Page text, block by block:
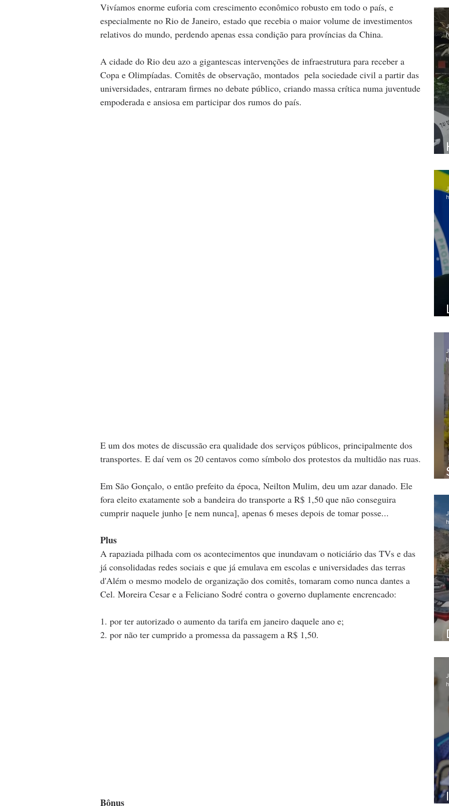
Vivíamos enorme euforia com crescimento econômico robusto em todo o país, e
especialmente no Rio de Janeiro, estado que recebia o maior volume de investimentos
relativos do mundo, perdendo apenas essa condição para províncias da China.
A cidade do Rio deu azo a gigantescas intervenções de infraestrutura para receber a
Copa e Olimpíadas. Comitês de observação, montados  pela sociedade civil a partir das
universidades, entraram firmes no debate público, criando massa crítica numa juventude
empoderada e ansiosa em participar dos rumos do país.
E um dos motes de discussão era qualidade dos serviços públicos, principalmente dos
transportes. E daí vem os 20 centavos como símbolo dos protestos da multidão nas ruas.
Em São Gonçalo, o então prefeito da época, Neilton Mulim, deu um azar danado. Ele
fora eleito exatamente sob a bandeira do transporte a R$ 1,50 que não conseguira
cumprir naquele junho [e nem nunca], apenas 6 meses depois de tomar posse...
Plus
A rapaziada pilhada com os acontecimentos que inundavam o noticiário das TVs e das
já consolidadas redes sociais e que já emulava em escolas e universidades das terras
d'Além o mesmo modelo de organização dos comitês, tomaram como nunca dantes a
Cel. Moreira Cesar e a Feliciano Sodré contra o governo duplamente encrencado:
1. por ter autorizado o aumento da tarifa em janeiro daquele ano e;
2. por não ter cumprido a promessa da passagem a R$ 1,50.
Bônus